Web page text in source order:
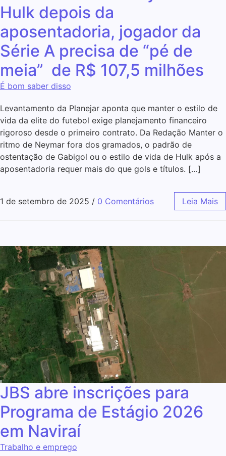
Hulk depois da
aposentadoria, jogador da
Série A precisa de “pé de
meia” de R$ 107,5 milhões
É bom saber disso
Levantamento da Planejar aponta que manter o estilo de
vida da elite do futebol exige planejamento financeiro
rigoroso desde o primeiro contrato. Da Redação Manter o
ritmo de Neymar fora dos gramados, o padrão de
ostentação de Gabigol ou o estilo de vida de Hulk após a
aposentadoria requer mais do que gols e títulos. […]
1 de setembro de 2025 / 0 Comentários Leia Mais
JBS abre inscrições para
Programa de Estágio 2026
em Naviraí
Trabalho e emprego